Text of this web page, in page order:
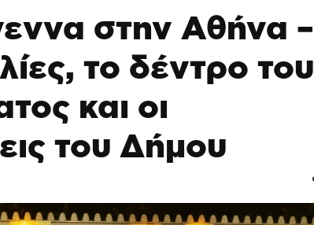
στην Αθήνα –
το δέντρο του
και οι
του Δήμου